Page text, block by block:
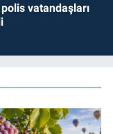
vatandaşları